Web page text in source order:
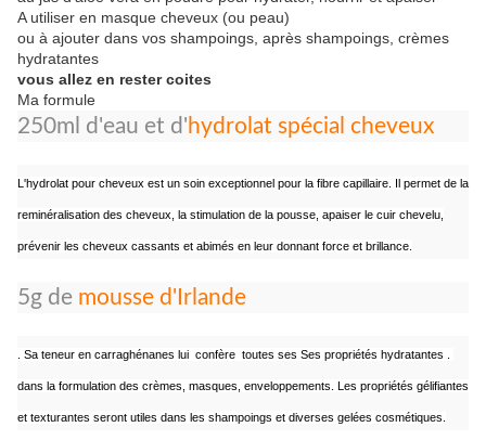
A utiliser en masque cheveux (ou peau)
ou à ajouter dans vos shampoings, après shampoings, crèmes
hydratantes
vous allez en rester coites
Ma formule
250ml d'eau et d'hydrolat spécial cheveux
L'hydrolat pour cheveux est un soin exceptionnel pour la fibre capillaire. Il permet de la
reminéralisation des cheveux, la stimulation de la pousse, apaiser le cuir chevelu,
prévenir les cheveux cassants et abimés en leur donnant force et brillance.
5g de mousse d'Irlande
. Sa teneur en carraghénanes lui confère toutes ses Ses propriétés hydratantes .
dans la formulation des crèmes, masques, enveloppements. Les propriétés gélifiantes
et texturantes seront utiles dans les shampoings et diverses gelées cosmétiques.